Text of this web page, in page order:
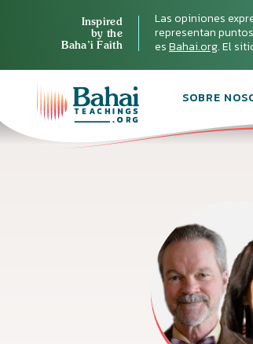
Inspired
by the
Baha’i Faith
Las opiniones
representan
esBahai.org. El
SOBRE